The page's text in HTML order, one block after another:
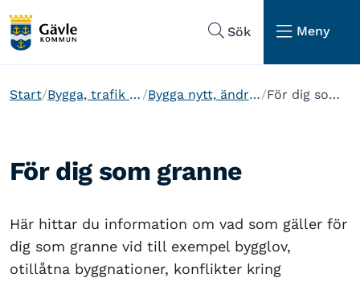
Sök
Meny
Start Bygga, trafik och miljö Bygga nytt, ändra eller riva För dig som granne
För dig som granne
Här hittar du information om vad som gäller för
dig som granne vid till exempel bygglov,
otillåtna byggnationer, konflikter kring